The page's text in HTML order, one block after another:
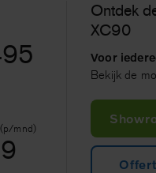
mnd)
Ontdek
XC90
Voor
Bekijk de